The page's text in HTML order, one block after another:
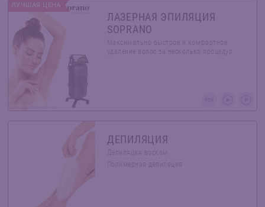
ЛУЧШАЯ ЦЕНА
ЛАЗЕРНАЯ ЭПИЛЯЦИЯ
SOPRANO
Максимально быстрое и комфортное
удаление волос за несколько процедур
ДЕПИЛЯЦИЯ
Депиляция воском
Полимерная депиляция